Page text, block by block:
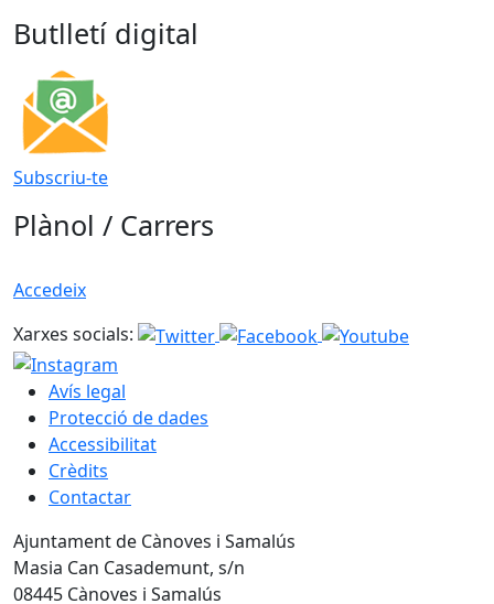
Butlletí digital
Subscriu-te
Plànol / Carrers
Accedeix
Xarxes socials:
Avís legal
Protecció de dades
Accessibilitat
Crèdits
Contactar
Ajuntament de Cànoves i Samalús
Masia Can Casademunt, s/n
08445 Cànoves i Samalús